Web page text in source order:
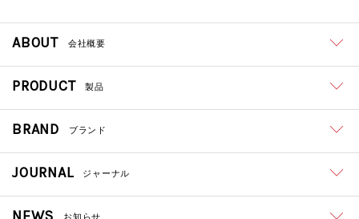
ABOUT 会社概要
PRODUCT 製品
BRAND ブランド
JOURNAL ジャーナル
お知らせ